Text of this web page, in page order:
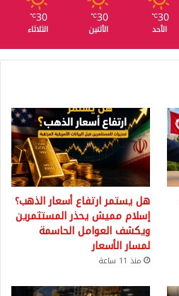
30
℃
الأحد
30
℃
الأثنين
30
℃
الثلاثاء
هل يستمر ارتفاع أسعار الذهب؟
إسلام مميش يحذر المستثمرين
ويكشف العوامل الحاسمة
لمسار الأسعار
منذ 11 ساعة